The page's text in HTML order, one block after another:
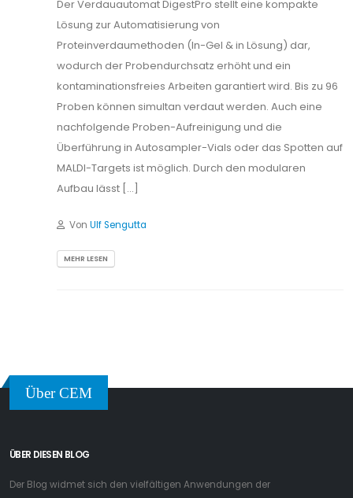
Der Verdauautomat DigestPro stellt eine kompakte
Lösung zur Automatisierung von
Proteinverdaumethoden (In-Gel & in Lösung) dar,
wodurch der Probendurchsatz erhöht und ein
kontaminationsfreies Arbeiten garantiert wird. Bis zu 96
Proben können simultan verdaut werden. Auch eine
nachfolgende Proben-Aufreinigung und die
Überführung in Autosampler-Vials oder das Spotten auf
MALDI-Targets ist möglich. Durch den modularen
Aufbau lässt […]
Von Ulf Sengutta
MEHR LESEN
Über CEM
ÜBER DIESEN BLOG
Der Blog widmet sich den vielfältigen Anwendungen der